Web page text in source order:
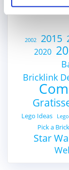
2002 2015
2020
Bricklink
Lego Ideas
Pick a Brick
Star